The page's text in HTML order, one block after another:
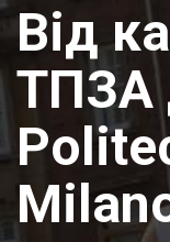
Від
ТПЗА